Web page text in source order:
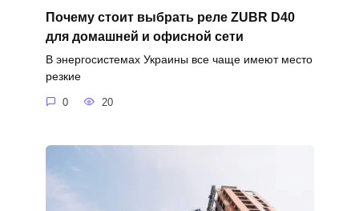
Почему стоит выбрать реле ZUBR D40
для домашней и офисной сети
В энергосистемах Украины все чаще имеют место
резкие
0 20